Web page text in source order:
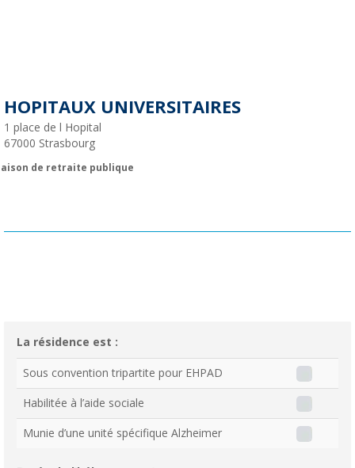
HOPITAUX UNIVERSITAIRES
1 place de l Hopital
67000 Strasbourg
de retraite publique
La résidence est :
Sous convention tripartite pour EHPAD
Habilitée à l’aide sociale
Munie d’une unité spécifique Alzheimer